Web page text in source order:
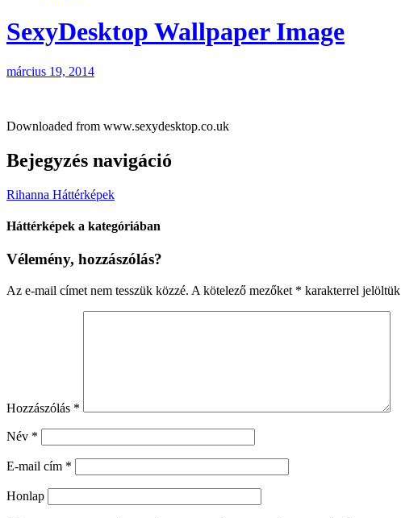
SexyDesktop Wallpaper Image
március 19, 2014
Downloaded from www.sexydesktop.co.uk
Bejegyzés navigáció
Rihanna Háttérképek
Háttérképek a kategóriában
Vélemény, hozzászólás?
Az e-mail címet nem tesszük közzé. A kötelező mezőket * karakterrel jelöltük
Hozzászólás *
Név *
E-mail cím *
Honlap